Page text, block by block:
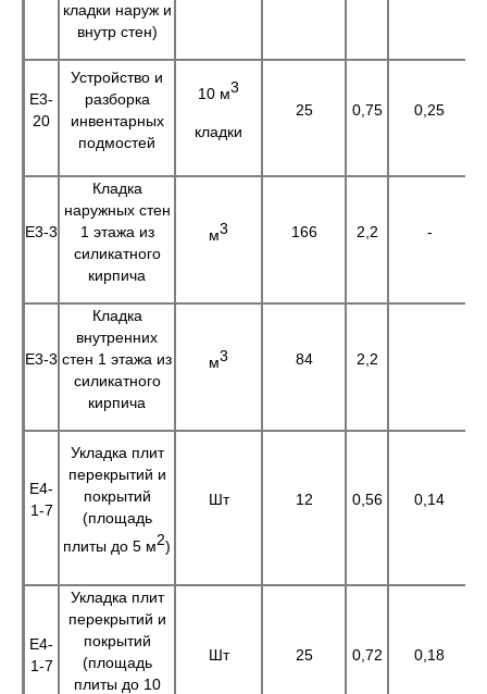
кладки наруж и
внутр стен)
Е3-
20
Устройство и
разборка
инвентарных
подмостей
10 м3
кладки
25 0,75 0,25
Е3-3
Кладка
наружных стен
1 этажа из
силикатного
кирпича
м3 166 2,2 -
Е3-3
Кладка
внутренних
стен 1 этажа из
силикатного
кирпича
м3 84 2,2
Е4-
1-7
Укладка плит
перекрытий и
покрытий
(площадь
плиты до 5 м2)
Шт 12 0,56 0,14
Е4-
1-7
Укладка плит
перекрытий и
покрытий
(площадь
плиты до 10
Шт 25 0,72 0,18